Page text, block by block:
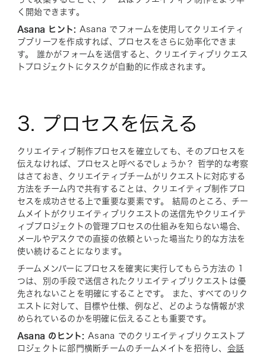
く開始できます。
Asana ヒント: Asana でフォームを使用してクリエイティ
ブブリーフを作成すれば、プロセスをさらに効率化できま
す。 誰かがフォームを送信すると、クリエイティブリクエス
トプロジェクトにタスクが自動的に作成されます。
3. プロセスを伝える
クリエイティブ制作プロセスを確立しても、そのプロセスを
伝えなければ、プロセスと呼べるでしょうか？ 哲学的な考察
はさておき、クリエイティブチームがリクエストに対応する
方法をチーム内で共有することは、クリエイティブ制作プロ
セスを成功させる上で重要な要素です。 結局のところ、チー
ムメイトがクリエイティブリクエストの送信先やクリエイテ
ィブプロジェクトの管理プロセスの仕組みを知らない場合、
メールやデスクでの直接の依頼といった場当たり的な方法を
使い続けることになります。
チームメンバーにプロセスを確実に実行してもらう方法の 1
つは、別の手段で送信されたクリエイティブリクエストは優
先されないことを明確にすることです。 また、すべてのリク
エストに対して、目標や仕様、例など、どのような情報が求
められているのかを明確に伝えることも重要です。
Asana のヒント: Asana でのクリエイティブリクエストプ
ロジェクトに部門横断チームのチームメイトを招待し、 会話